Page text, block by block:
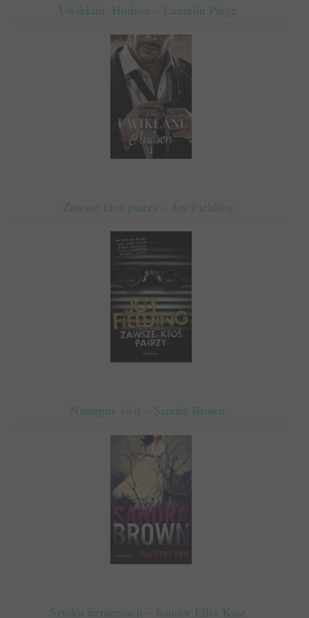
Uwikłani. Hudson – Laurelin Paige
Zawsze ktoś patrzy – Joy Fielding
Następny świt – Sandra Brown
Sztuka fermentacji – Sandor Ellix Katz